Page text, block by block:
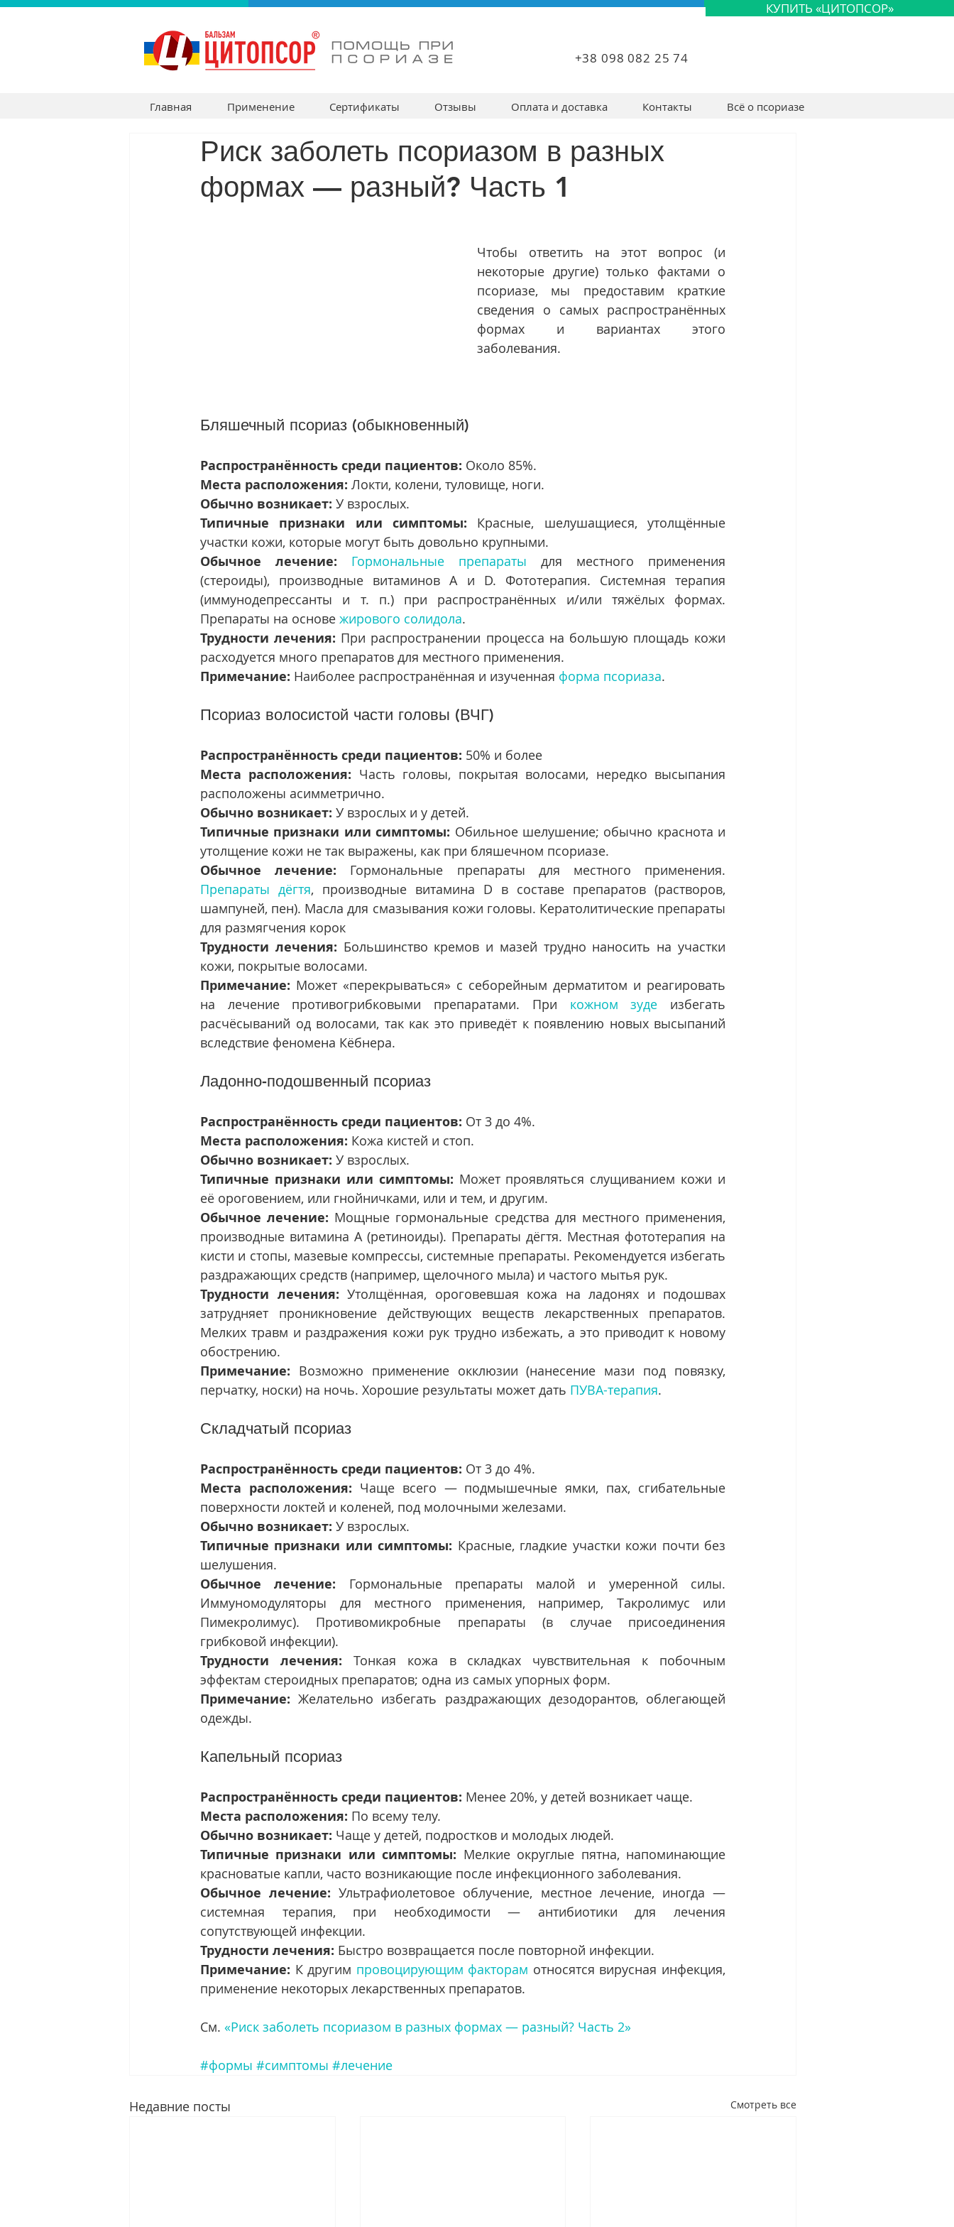
КУПИТЬ «ЦИТОПСОР»
+38 098 082 25 74
Главная Применение Сертификаты Отзывы Оплата и доставка Контакты Всё о псориазе
Риск заболеть псориазом в разных
формах — разный? Часть 1
Чтобы ответить на этот вопрос (и
некоторые другие) только фактами о
псориазе, мы предоставим краткие
сведения о самых распространённых
формах и вариантах этого
заболевания.
Бляшечный псориаз (обыкновенный)
Распространённость среди пациентов: Около 85%.
Места расположения: Локти, колени, туловище, ноги.
Обычно возникает: У взрослых.
Типичные признаки или симптомы: Красные, шелушащиеся, утолщённые
участки кожи, которые могут быть довольно крупными.
Обычное лечение: Гормональные препараты для местного применения
(стероиды), производные витаминов A и D. Фототерапия. Системная терапия
(иммунодепрессанты и т. п.) при распространённых и/или тяжёлых формах.
Препараты на основе жирового солидола.
Трудности лечения: При распространении процесса на большую площадь кожи
расходуется много препаратов для местного применения.
Примечание: Наиболее распространённая и изученная форма псориаза.
Псориаз волосистой части головы (ВЧГ)
Распространённость среди пациентов: 50% и более
Места расположения: Часть головы, покрытая волосами, нередко высыпания
расположены асимметрично.
Обычно возникает: У взрослых и у детей.
Типичные признаки или симптомы: Обильное шелушение; обычно краснота и
утолщение кожи не так выражены, как при бляшечном псориазе.
Обычное лечение:
Препараты дёгтя, производные витамина D в составе препаратов (растворов,
шампуней, пен). Масла для смазывания кожи головы. Кератолитические препараты
для размягчения корок
Трудности лечения: Большинство кремов и мазей трудно наносить на участки
кожи, покрытые волосами.
Примечание: Может «перекрываться» с себорейным дерматитом и реагировать
на лечение противогрибковыми препаратами. При кожном зуде избегать
расчёсываний од волосами, так как это приведёт к появлению новых высыпаний
вследствие феномена Кёбнера.
Ладонно-подошвенный псориаз
Распространённость среди пациентов: От 3 до 4%.
Места расположения: Кожа кистей и стоп.
Обычно возникает: У взрослых.
Типичные признаки или симптомы: Может проявляться слущиванием кожи и
её ороговением, или гнойничками, или и тем, и другим.
Обычное лечение: Мощные гормональные средства для местного применения,
производные витамина А (ретиноиды). Препараты дёгтя. Местная фототерапия на
кисти и стопы, мазевые компрессы, системные препараты. Рекомендуется избегать
раздражающих средств (например, щелочного мыла) и частого мытья рук.
Трудности лечения: Утолщённая, ороговевшая кожа на ладонях и подошвах
затрудняет проникновение действующих веществ лекарственных препаратов.
Мелких травм и раздражения кожи рук трудно избежать, а это приводит к новому
обострению.
Примечание: Возможно применение окклюзии (нанесение мази под повязку,
перчатку, носки) на ночь. Хорошие результаты может дать ПУВА-терапия.
Складчатый псориаз
Распространённость среди пациентов: От 3 до 4%.
Места расположения: Чаще всего — подмышечные ямки, пах, сгибательные
поверхности локтей и коленей, под молочными железами.
Обычно возникает: У взрослых.
Типичные признаки или симптомы: Красные, гладкие участки кожи почти без
шелушения.
Обычное лечение: Гормональные препараты малой и умеренной силы.
Иммуномодуляторы для местного применения, например, Такролимус или
Пимекролимус). Противомикробные препараты (в случае присоединения
грибковой инфекции).
Трудности лечения: Тонкая кожа в складках чувствительная к побочным
эффектам стероидных препаратов; одна из самых упорных форм.
Примечание: Желательно избегать раздражающих дезодорантов, облегающей
одежды.
Капельный псориаз
Распространённость среди пациентов: Менее 20%, у детей возникает чаще.
Места расположения: По всему телу.
Обычно возникает: Чаще у детей, подростков и молодых людей.
Типичные признаки или симптомы: Мелкие округлые пятна, напоминающие
красноватые капли, часто возникающие после инфекционного заболевания.
Обычное лечение: Ультрафиолетовое облучение, местное лечение, иногда —
системная терапия, при необходимости — антибиотики для лечения
сопутствующей инфекции.
Трудности лечения: Быстро возвращается после повторной инфекции.
Примечание: К другим провоцирующим факторам относятся вирусная инфекция,
применение некоторых лекарственных препаратов.
См. «Риск заболеть псориазом в разных формах — разный? Часть 2»
#формы #симптомы #лечение
Недавние посты Смотреть все